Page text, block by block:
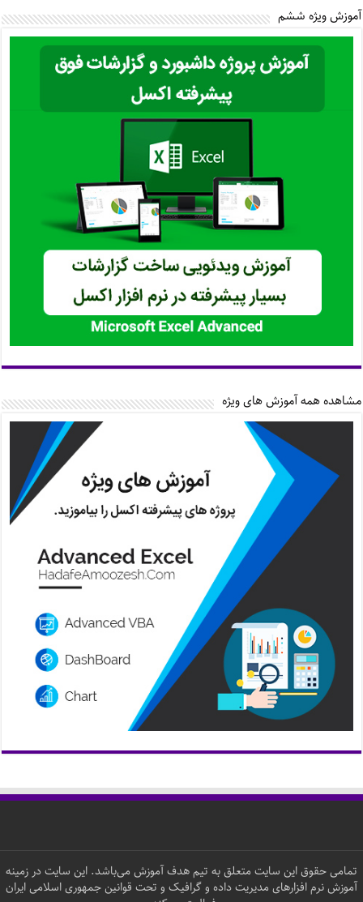
آموزش ویژه ششم
مشاهده همه آموزش های ویژه
تمامی حقوق این سایت متعلق به تیم هدف آموزش می‌باشد. این سایت در زمینه
آموزش نرم افزارهای مدیریت داده و گرافیک و تحت قوانین جمهوری اسلامی ایران